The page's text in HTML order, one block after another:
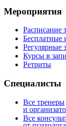
Мероприятия
Расписание
Бесплатные
Регулярные
Курсы в
Ретриты
Специалисты
Все тренеры
и
Все